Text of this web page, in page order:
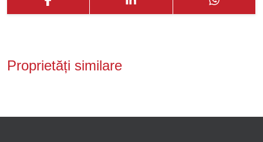
Proprietăți similare